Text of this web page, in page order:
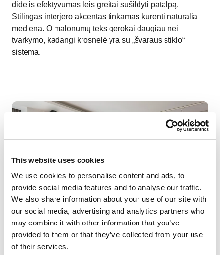
This website uses cookies
We use cookies to personalise content and ads, to
provide social media features and to analyse our traffic.
We also share information about your use of our site with
our social media, advertising and analytics partners who
may combine it with other information that you’ve
provided to them or that they’ve collected from your use
of their services.
didelis efektyvumas leis greitai sušildyti patalpą.
Stilingas interjero akcentas tinkamas kūrenti natūralia
mediena. O malonumų teks gerokai daugiau nei
tvarkymo, kadangi krosnelė yra su „švaraus stiklo“
sistema.
Didelėms patalpoms